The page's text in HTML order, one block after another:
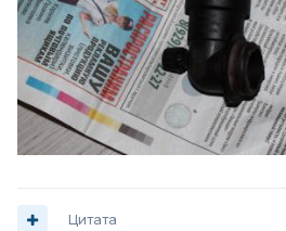
Цитата